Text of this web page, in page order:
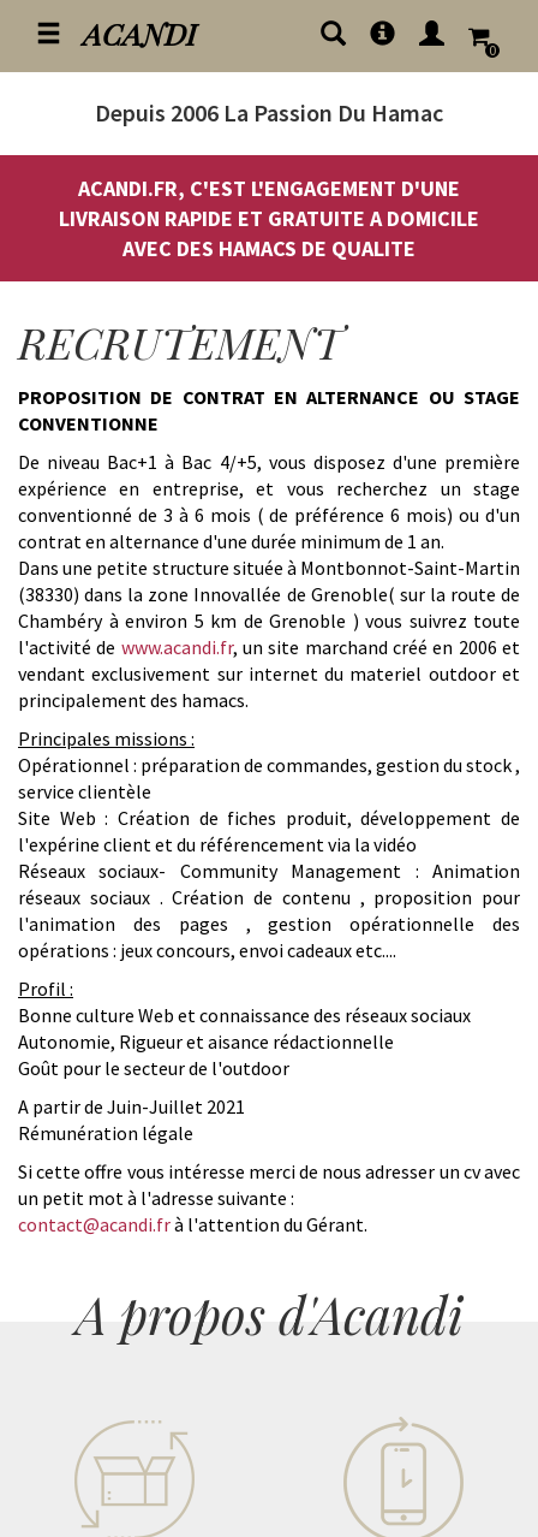
ACANDI 0
Depuis 2006 La Passion Du Hamac
ACANDI.FR, C'EST L'ENGAGEMENT D'UNE
LIVRAISON RAPIDE ET GRATUITE A DOMICILE
AVEC DES HAMACS DE QUALITE
RECRUTEMENT
PROPOSITION DE CONTRAT EN ALTERNANCE OU STAGE
CONVENTIONNE
De niveau Bac+1 à Bac 4/+5, vous disposez d'une première
expérience en entreprise, et vous recherchez un stage
conventionné de 3 à 6 mois ( de préférence 6 mois) ou d'un
contrat en alternance d'une durée minimum de 1 an.
Dans une petite structure située à Montbonnot-Saint-Martin
(38330) dans la zone Innovallée de Grenoble( sur la route de
Chambéry à environ 5 km de Grenoble ) vous suivrez toute
l'activité de www.acandi.fr, un site marchand créé en 2006 et
vendant exclusivement sur internet du materiel outdoor et
principalement des hamacs.
Principales missions :
Opérationnel : préparation de commandes, gestion du stock ,
service clientèle
Site Web : Création de fiches produit, développement de
l'expérine client et du référencement via la vidéo
Réseaux sociaux- Community Management : Animation
réseaux sociaux . Création de contenu , proposition pour
l'animation des pages , gestion opérationnelle des
opérations : jeux concours, envoi cadeaux etc....
Profil :
Bonne culture Web et connaissance des réseaux sociaux
Autonomie, Rigueur et aisance rédactionnelle
Goût pour le secteur de l'outdoor
A partir de Juin-Juillet 2021
Rémunération légale
Si cette offre vous intéresse merci de nous adresser un cv avec
un petit mot à l'adresse suivante :
contact@acandi.frà l'attention du Gérant.
A propos d'Acandi